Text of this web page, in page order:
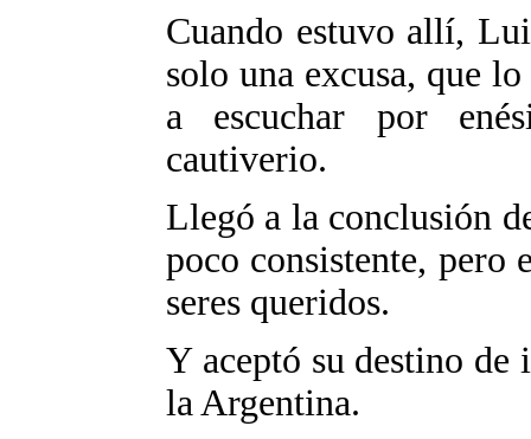
Cuando estuvo allí,
solo una excusa, que
a escuchar por
cautiverio.
Llegó a la conclusión
poco consistente,
seres queridos.
Y aceptó su destino de
la Argentina.